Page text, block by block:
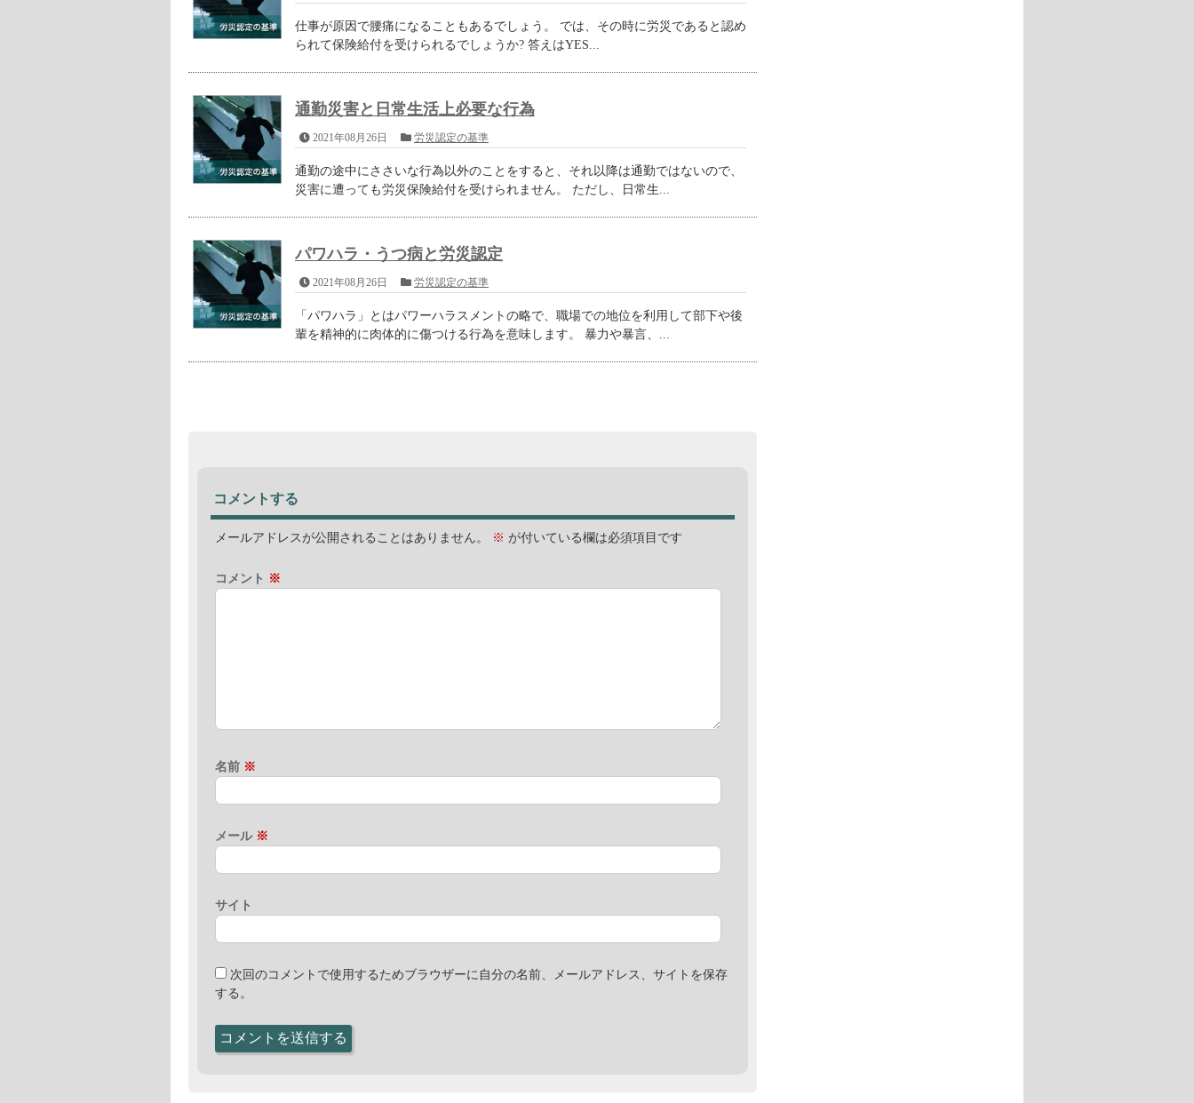
仕事が原因で腰痛になることもあるでしょう。 では、その時に労災であると認め
られて保険給付を受けられるでしょうか? 答えはYES...
通勤災害と日常生活上必要な行為
2021年08月26日 労災認定の基準
通勤の途中にささいな行為以外のことをすると、それ以降は通勤ではないので、
災害に遭っても労災保険給付を受けられません。 ただし、日常生...
パワハラ・うつ病と労災認定
2021年08月26日 労災認定の基準
「パワハラ」とはパワーハラスメントの略で、職場での地位を利用して部下や後
輩を精神的に肉体的に傷つける行為を意味します。 暴力や暴言、...
コメントする
メールアドレスが公開されることはありません。 ※ が付いている欄は必須項目です
コメント ※
名前 ※
メール ※
サイト
次回のコメントで使用するためブラウザーに自分の名前、メールアドレス、サイトを保存
する。